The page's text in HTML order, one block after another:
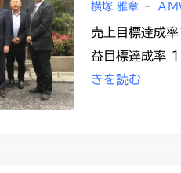
横塚 雅章 – Ａ
売上目標達成
益目標達成率
きを読む